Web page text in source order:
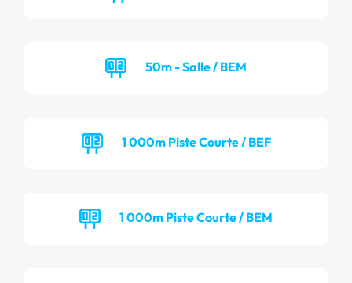
50m - Salle / BEM
1 000m Piste Courte / BEF
1 000m Piste Courte / BEM